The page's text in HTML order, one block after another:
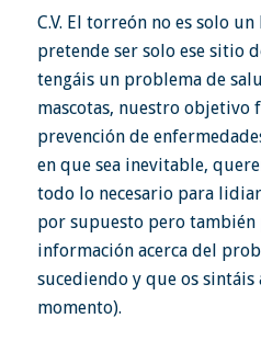
C.V. El torreón no es solo
pretende ser solo ese sitio
tengáis un problema de
mascotas, nuestro objetivo
prevención de
en que sea inevitable,
todo lo necesario para
por supuesto pero
información acerca del
sucediendo y que os sintáis
momento).